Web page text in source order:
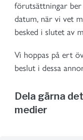
förutsättningar
datum, när vi vet
besked i slutet av
Vi hoppas på ert
beslut i dessa
Dela gärna
medier